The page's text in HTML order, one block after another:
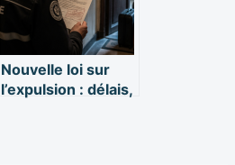
Nouvelle loi sur
l’expulsion : délais,